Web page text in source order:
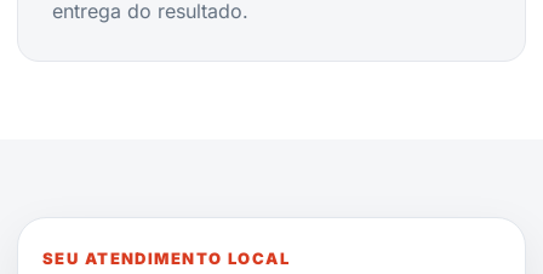
entrega do resultado.
SEU ATENDIMENTO LOCAL